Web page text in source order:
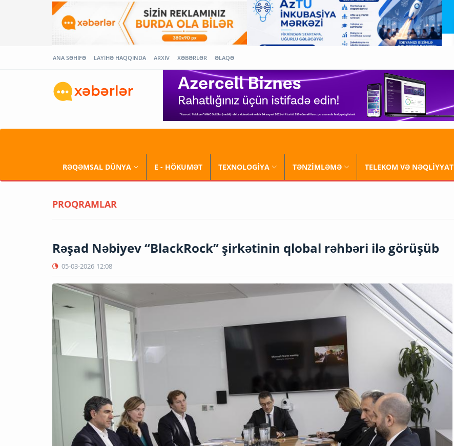
ANA SƏHİFƏ LAYİHƏ HAQQINDA ARXİV XƏBƏRLƏR ƏLAQƏ
RƏQƏMSAL DÜNYA E - HÖKUMƏT TEXNOLOGİYA TƏNZİMLƏMƏ TELEKOM VƏ NƏQLİYYAT
PROQRAMLAR
Rəşad Nəbiyev “BlackRock” şirkətinin qlobal rəhbəri ilə görüşüb
05-03-2026 12:08